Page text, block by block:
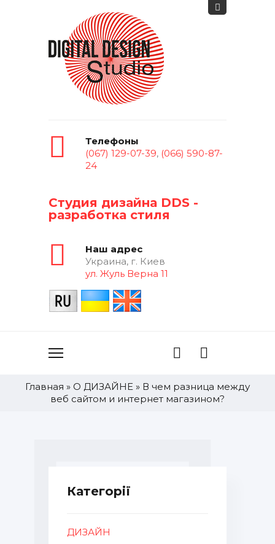
Телефоны
(067) 129-07-39, (066) 590-87-
24
Студия дизайна DDS -
разработка стиля
Наш адрес
Украина, г. Киев
ул. Жуль Верна 11
Главная » О ДИЗАЙНЕ » В чем разница между
веб сайтом и интернет магазином?
Категорії
ДИЗАЙН